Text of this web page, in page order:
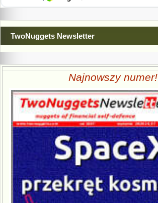
TwoNuggets Newsletter
Najnowszy numer!